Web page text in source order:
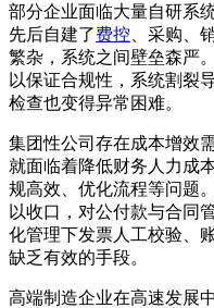
部分企业面临大量自研系
先后自建了费控 、采购、
繁杂，系统之间壁垒森严
以保证合规性，系统割裂
检查也变得异常困难。
集团性公司存在成本增效
就面临着降低财务人力成
规高效、优化流程等问题
以收口，对公付款与合同
化管理下发票人工校验、
缺乏有效的手段。
高端制造企业在高速发展